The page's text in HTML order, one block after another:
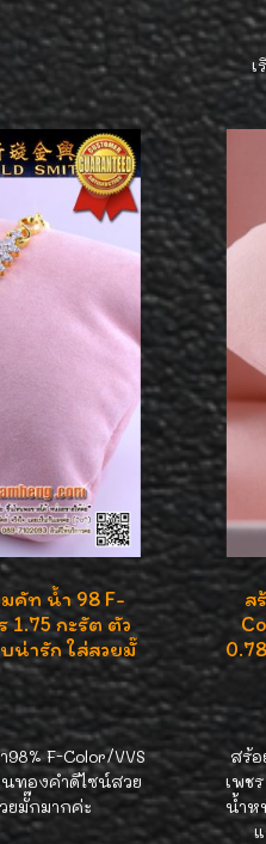
เ
คัท น้ำ 98 F-
กะรัต ตัว
น่ารัก ใส่สวยมั๊
F-Color/VVS
นทองคำดีไซน์สวย
ยมั๊กมากค่ะ
ส
สร้อ
เพช
น้ำห